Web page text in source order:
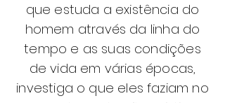
que estuda a existência do
homem através da linha do
tempo e as suas condições
de vida em várias épocas,
investiga o que eles faziam no